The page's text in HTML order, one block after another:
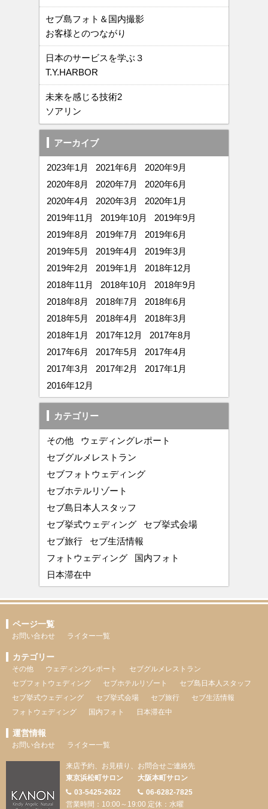
セブ島フォト＆国内撮影
お客様とのつながり
日本のサービスを学ぶ３
T.Y.HARBOR
未来を感じる技術2
ソアリン
アーカイブ
2023年1月 2021年6月
2020年9月
2020年8月
2020年7月
2020年6月
2020年4月
2020年3月
2020年1月
2019年11月
2019年10月
2019年9月
2019年8月
2019年7月
2019年6月
2019年5月
2019年4月
2019年3月
2019年2月
2019年1月
2018年12月
2018年11月
2018年10月
2018年9月
2018年8月
2018年7月
2018年6月
2018年5月
2018年4月
2018年3月
2018年1月
2017年12月
2017年8月
2017年6月
2017年5月
2017年4月
2017年3月
2017年2月
2017年1月
2016年12月
カテゴリー
その他
ウェディングレポート
セブグルメレストラン
セブフォトウェディング
セブホテルリゾート
セブ島日本人スタッフ
セブ挙式ウェディング
セブ挙式会場
セブ旅行
セブ生活情報
フォトウェディング
国内フォト
日本滞在中
ページ一覧
お問い合わせ ライター一覧
カテゴリー
その他 ウェディングレポート
セブグルメレストラン
セブフォトウェディング
セブホテルリゾート
セブ島日本人スタッフ
セブ挙式ウェディング
セブ挙式会場 セブ旅行
セブ生活情報
フォトウェディング
国内フォト 日本滞在中
運営情報
お問い合わせ ライター一覧
来店予約、お見積り、お問合せご連絡先
東京浜松町サロン
03-5425-2622
大阪本町サロン
06-6282-7825
営業時間：10:00～19:00 定休：水曜